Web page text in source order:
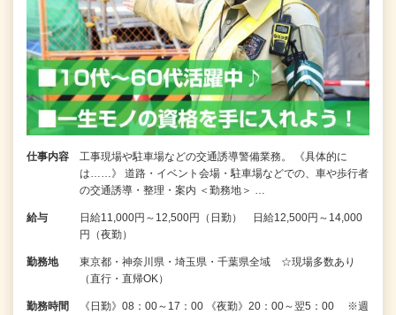
仕事内容
工事現場や駐車場などの交通誘導警備業務。 《具体的に
は……》 道路・イベント会場・駐車場などでの、車や歩行者
の交通誘導・整理・案内 ＜勤務地＞ …
給与
日給11,000円～12,500円（日勤） 日給12,500円～14,000
円（夜勤）
勤務地
東京都・神奈川県・埼玉県・千葉県全域 ☆現場多数あり
（直行・直帰OK）
勤務時間
《日勤》08：00～17：00 《夜勤》20：00～翌5：00 ※週